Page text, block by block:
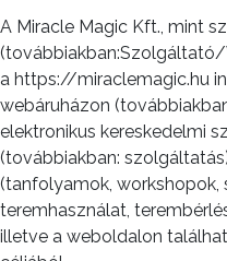
A Miracle Magic Kft., mint
a https://miraclemagic.hu
webáruházon
elektronikus kereskedelmi
(továbbiakban:
(tanfolyamok, workshopok,
teremhasználat,
illetve a weboldalon